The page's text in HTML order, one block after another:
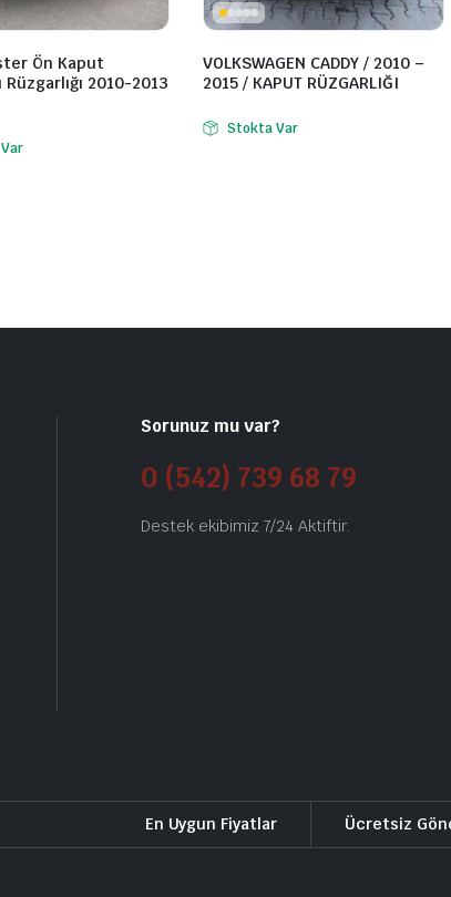
Ön Kaput
2010-2013
VOLKSWAGEN CADDY / 2010 –
2015 / KAPUT RÜZGARLIĞI
Stokta Var
Sorunuz mu var?
0 (542) 739 68 79
Destek ekibimiz 7/24 Aktiftir.
En Uygun Fiyatlar Ücretsiz